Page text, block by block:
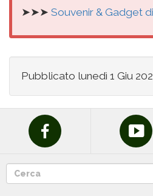
➤➤➤ Souvenir & Gadget
Pubblicato lunedì 1 Giu